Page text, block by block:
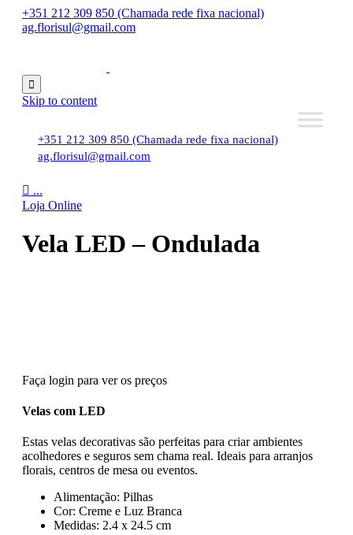
+351 212 309 850 (Chamada rede fixa nacional)
ag.florisul@gmail.com

Skip to content
+351 212 309 850 (Chamada rede fixa nacional)
ag.florisul@gmail.com
 ...
Loja Online
Vela LED – Ondulada
Faça login para ver os preços
Velas com LED
Estas velas decorativas são perfeitas para criar ambientes
acolhedores e seguros sem chama real. Ideais para arranjos
florais, centros de mesa ou eventos.
Alimentação: Pilhas
Cor: Creme e Luz Branca
Medidas: 2.4 x 24.5 cm